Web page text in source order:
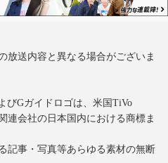
放送内容と異なる場合がございま
びGガイドロゴは、米国TiVo
連会社の日本国内における商標ま
記事・写真等あらゆる素材の無断